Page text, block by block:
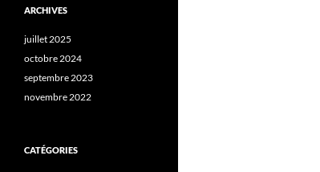
ARCHIVES
juillet 2025
octobre 2024
septembre 2023
novembre 2022
CATÉGORIES